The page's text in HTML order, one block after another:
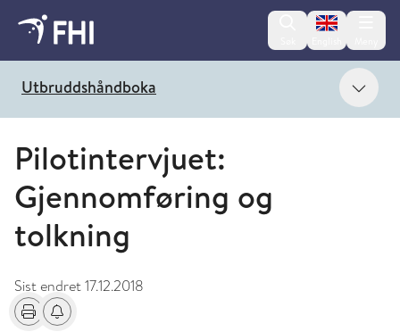
Change
Utbruddshåndboka Vis
Pilotintervjuet:
Gjennomføring og
tolkning
Sist endret17.12.2018
Skriv utFå varsel om endringer